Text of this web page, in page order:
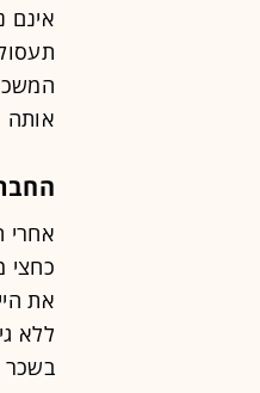
אינם
אותה
כחצי
את
ללא
בשכר